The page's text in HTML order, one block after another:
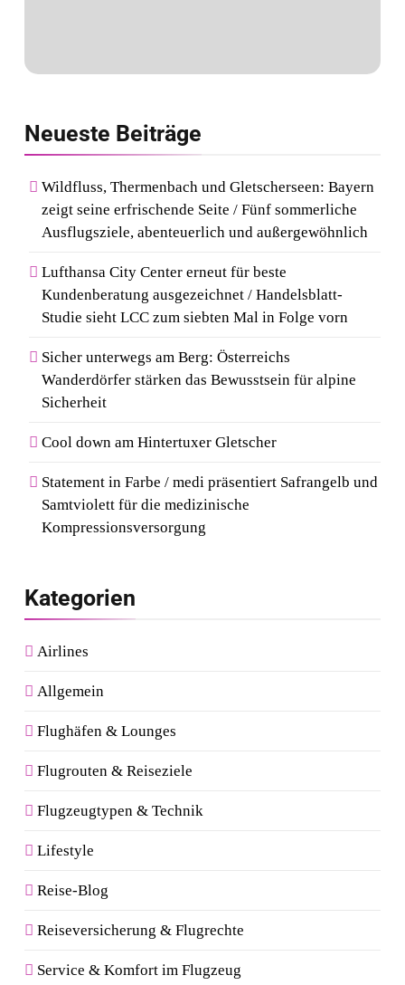
Neueste Beiträge
Wildfluss, Thermenbach und Gletscherseen: Bayern
zeigt seine erfrischende Seite / Fünf sommerliche
Ausflugsziele, abenteuerlich und außergewöhnlich
Lufthansa City Center erneut für beste
Kundenberatung ausgezeichnet / Handelsblatt-
Studie sieht LCC zum siebten Mal in Folge vorn
Sicher unterwegs am Berg: Österreichs
Wanderdörfer stärken das Bewusstsein für alpine
Sicherheit
Cool down am Hintertuxer Gletscher
Statement in Farbe / medi präsentiert Safrangelb und
Samtviolett für die medizinische
Kompressionsversorgung
Kategorien
Airlines
Allgemein
Flughäfen & Lounges
Flugrouten & Reiseziele
Flugzeugtypen & Technik
Lifestyle
Reise-Blog
Reiseversicherung & Flugrechte
Service & Komfort im Flugzeug